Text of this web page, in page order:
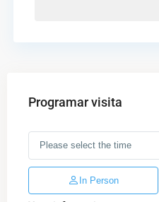
Programar visita
In Person